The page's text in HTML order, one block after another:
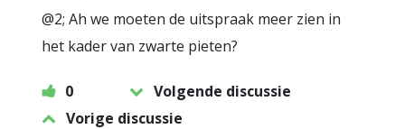
@2; Ah we moeten de uitspraak meer zien in
het kader van zwarte pieten?
0
Volgende discussie
Vorige discussie